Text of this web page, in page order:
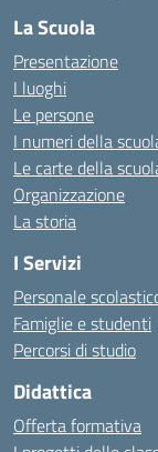
La Scuola
Presentazione
I luoghi
Le persone
I numeri della
Le carte della
Organizzazione
La storia
I Servizi
Personale
Famiglie e studenti
Percorsi di studio
Didattica
Offerta formativa